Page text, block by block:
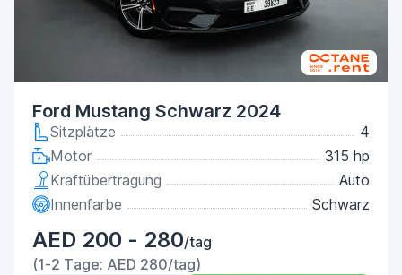
Ford Mustang Schwarz 2024
Sitzplätze
4
Motor
315 hp
Kraftübertragung
Auto
Innenfarbe
Schwarz
AED 200 - 280/tag
(1-2 Tage: AED 280/tag)